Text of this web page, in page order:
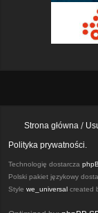
Strona główna
Polityka prywatności.
Technologię dostarcza
Polski pakiet językowy
Style we_universal created